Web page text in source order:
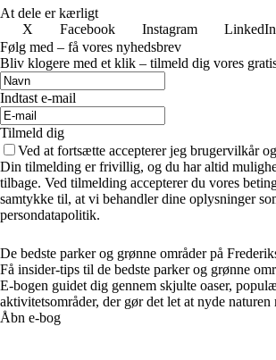
At dele er kærligt
X
Facebook Instagram LinkedIn
Følg med – få vores nyhedsbrev
Bliv klogere med et klik – tilmeld dig vores
Indtast e-mail
Tilmeld dig
Ved at fortsætte accepterer jeg brugervilkår
Din tilmelding er frivillig, og du har altid
tilbage. Ved tilmelding accepterer du vores
samtykke til, at vi behandler dine oplysninger
persondatapolitik.
De bedste parker og grønne områder på
Få insider-tips til de bedste parker og grønne
E-bogen guidet dig gennem skjulte oaser,
aktivitetsområder, der gør det let at nyde
Åbn e-bog